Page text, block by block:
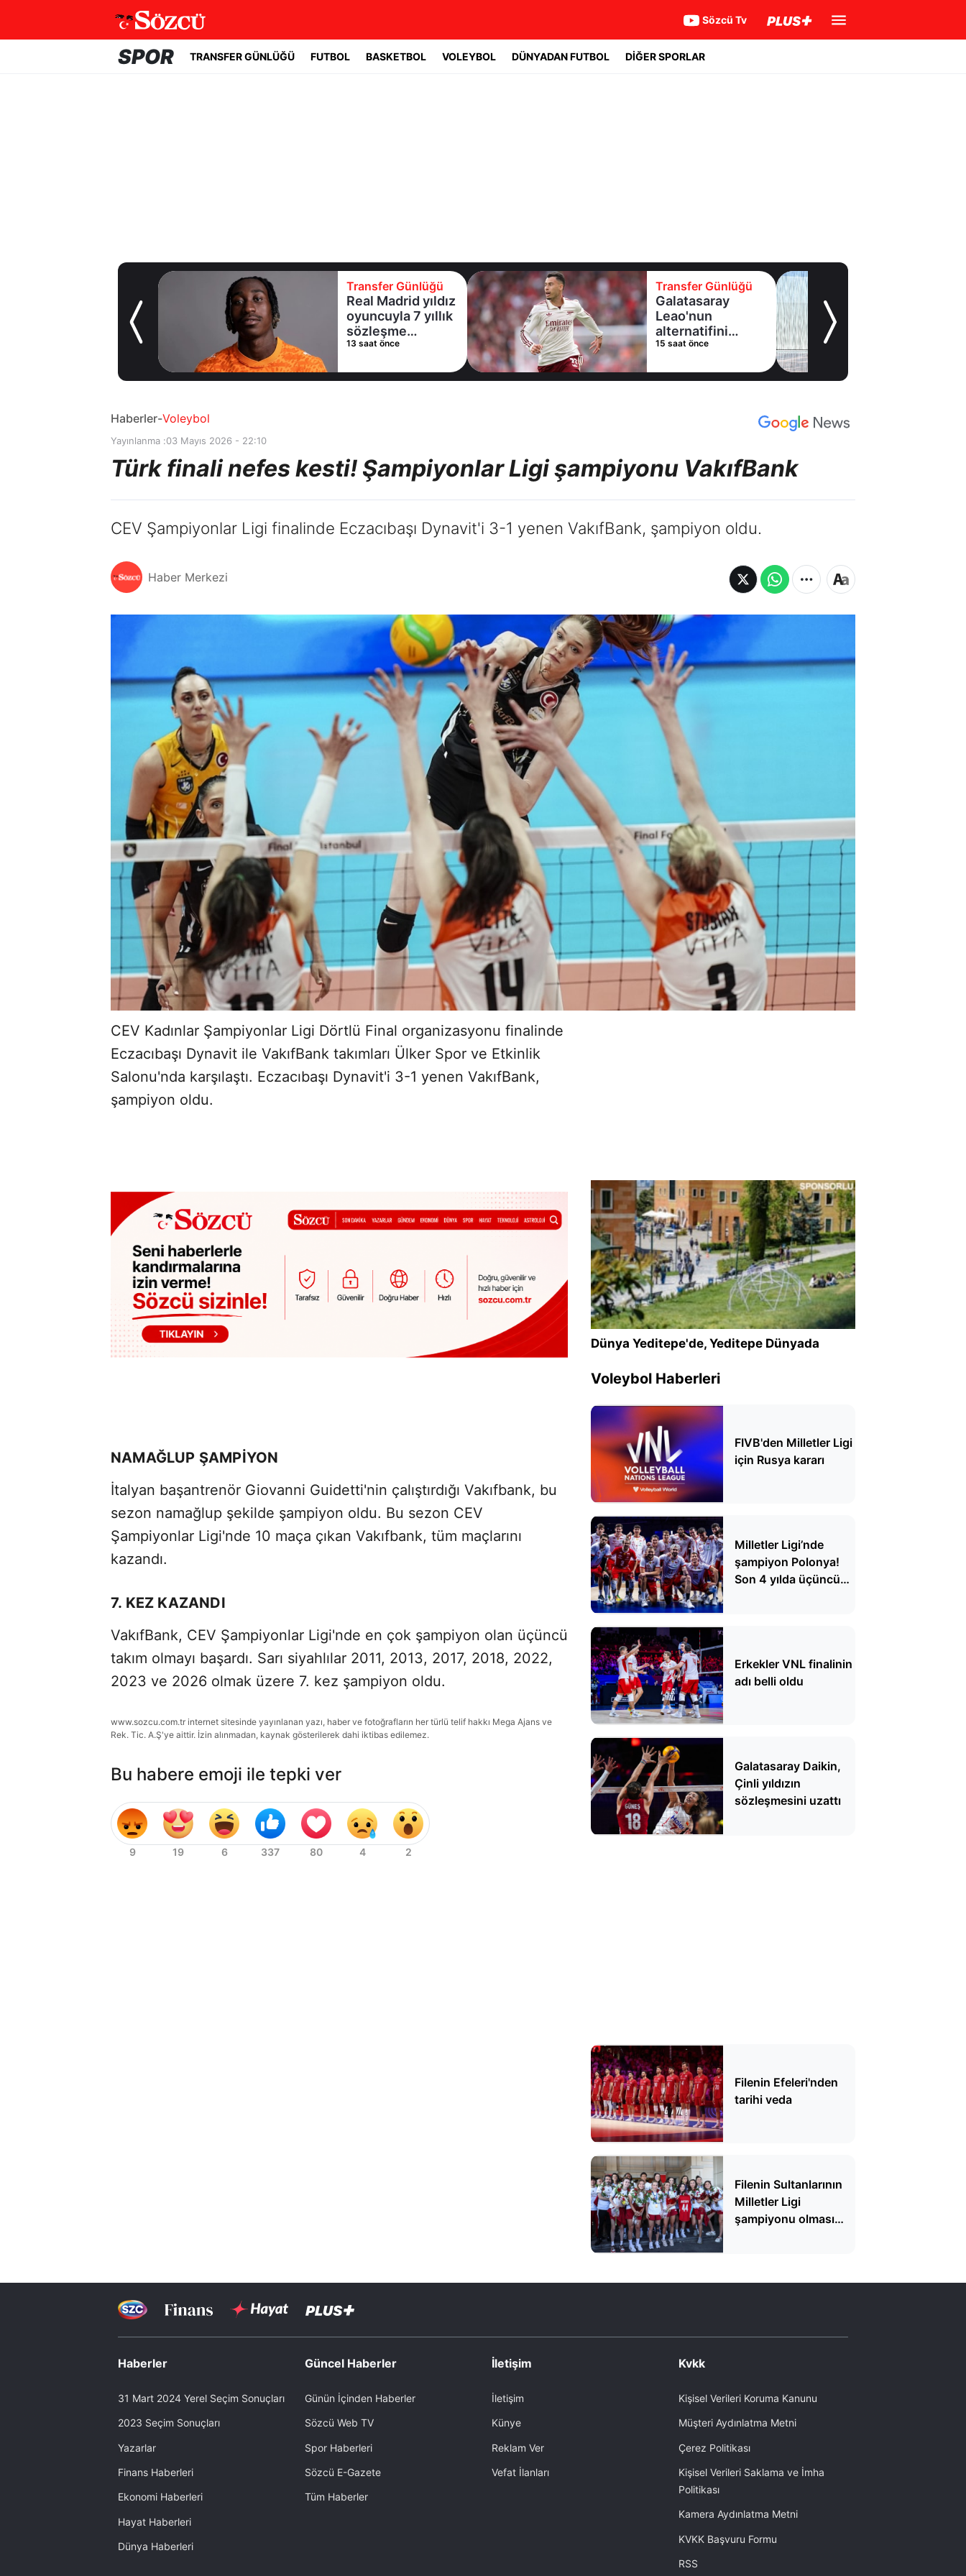
Sözcü Tv
SPOR TRANSFER GÜNLÜĞÜ FUTBOL BASKETBOL VOLEYBOL DÜNYADAN FUTBOL DİĞER SPORLAR
Real Madrid yıldız
oyuncuyla 7 yıllık
Transfer Günlüğü
Galatasaray
Leao'nun
alternatifini
Arsenal'de buldu
15 saat önce
Transfer Günlüğü
Samsunspor,
Polonyalı
stoperle imzaladı
18 saat önce
Haberler-Voleybol
Yayınlanma :03 Mayıs 2026 - 22:10
Türk finali nefes kesti! Şampiyonlar Ligi şampiyonu VakıfBank
CEV Şampiyonlar Ligi finalinde Eczacıbaşı Dynavit'i 3-1 yenen VakıfBank, şampiyon oldu.
Haber Merkezi
CEV Kadınlar Şampiyonlar Ligi Dörtlü Final organizasyonu finalinde
Eczacıbaşı Dynavit ile VakıfBank takımları Ülker Spor ve Etkinlik
Salonu'nda karşılaştı. Eczacıbaşı Dynavit'i 3-1 yenen VakıfBank,
şampiyon oldu.
NAMAĞLUP ŞAMPİYON
İtalyan başantrenör Giovanni Guidetti'nin çalıştırdığı Vakıfbank, bu
sezon namağlup şekilde şampiyon oldu. Bu sezon CEV
Şampiyonlar Ligi'nde 10 maça çıkan Vakıfbank, tüm maçlarını
kazandı.
7. KEZ KAZANDI
VakıfBank, CEV Şampiyonlar Ligi'nde en çok şampiyon olan üçüncü
takım olmayı başardı. Sarı siyahlılar 2011, 2013, 2017, 2018, 2022,
2023 ve 2026 olmak üzere 7. kez şampiyon oldu.
www.sozcu.com.tr internet sitesinde yayınlanan yazı, haber ve fotoğrafların her türlü telif hakkı Mega Ajans ve
Rek. Tic. A.Ş'ye aittir. İzin alınmadan, kaynak gösterilerek dahi iktibas edilemez.
Bu habere emoji ile tepki ver
Dünya Yeditepe'de, Yeditepe Dünyada
Voleybol Haberleri
FIVB'den Milletler Ligi
için Rusya kararı
Milletler Ligi’nde
şampiyon Polonya!
Son 4 yılda üçüncü
Erkekler VNL finalinin
adı belli oldu
Galatasaray Daikin,
Çinli yıldızın
sözleşmesini uzattı
Filenin Efeleri'nden
tarihi veda
Filenin Sultanlarının
Milletler Ligi
şampiyonu olması
bizim
Haberler
31 Mart 2024 Yerel Seçim Sonuçları
2023 Seçim Sonuçları
Yazarlar
Finans Haberleri
Ekonomi Haberleri
Hayat Haberleri
Dünya Haberleri
Güncel Haberler
Günün İçinden Haberler
Sözcü Web TV
Spor Haberleri
Sözcü E-Gazete
Tüm Haberler
İletişim
İletişim
Künye
Reklam Ver
Vefat İlanları
Kvkk
Kişisel Verileri Koruma Kanunu
Müşteri Aydınlatma Metni
Çerez Politikası
Kişisel Verileri Saklama ve İmha
Politikası
Kamera Aydınlatma Metni
KVKK Başvuru Formu
RSS